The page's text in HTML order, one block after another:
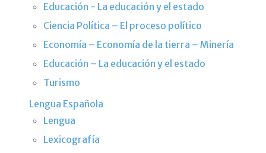
Educación - La educación y el estado
Ciencia Política – El proceso político
Economía – Economía de la tierra – Minería
Educación – La educación y el estado
Turismo
Lengua Española
Lengua
Lexicografía